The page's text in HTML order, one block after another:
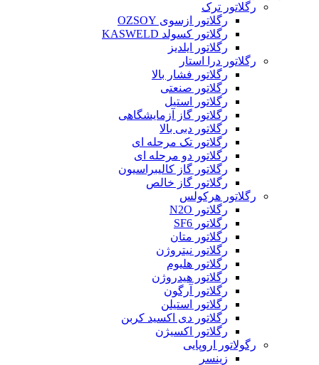
رگلاتور ترک
رگلاتور ازسوی OZSOY
رگلاتور کسولد KASWELD
رگلاتور ایلدیز
رگلاتور درا استار
رگلاتور فشار بالا
رگلاتور صنعتی
رگلاتور استیل
رگلاتور گاز آزمایشگاهی
رگلاتور دبی بالا
رگلاتور تک مرحله ای
رگلاتور دو مرحله ای
رگلاتور گاز کالیبراسیون
رگلاتور گاز خالص
رگلاتور هرکولس
رگلاتور N2O
رگلاتور SF6
رگلاتور متان
رگلاتور نیتروژن
رگلاتور هلیوم
رگلاتور هیدروژن
رگلاتور آرگون
رگلاتور استیلن
رگلاتور دی اکسید کربن
رگلاتور اکسیژن
رگولاتور اروپایی
زینسر